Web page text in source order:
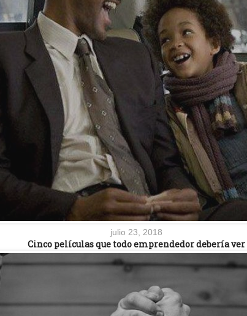
julio 23, 2018
Cinco películas que todo emprendedor debería ver